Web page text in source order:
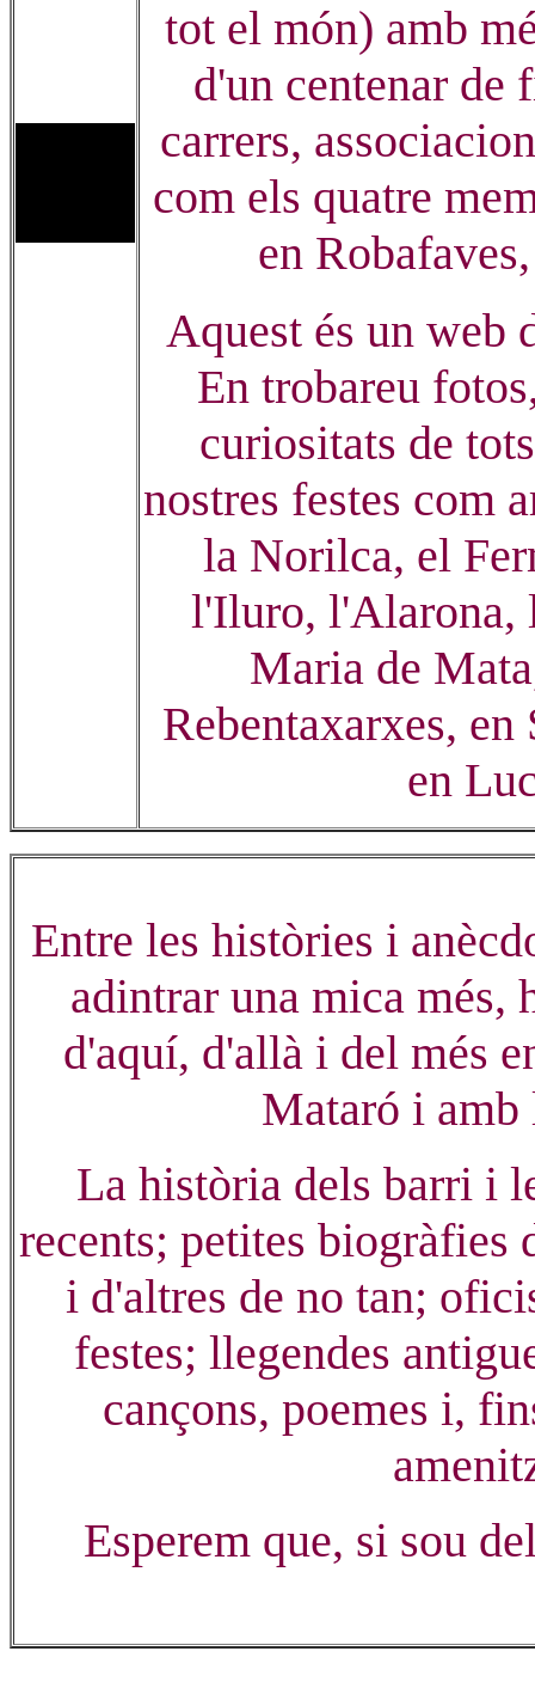
tot el món) amb
d'un centenar de
carrers,
com els quatre
en
Aquest és un web
En trobareu
curiositats de
nostres festes com
la Norilca, el
l'Iluro, l'Alarona,
Maria de
Rebentaxarxes,
en
Entre les històries i
adintrar una mica més,
d'aquí, d'allà i del més
Mataró i
La història dels barri i
recents; petites biogràfies
i d'altres de no tan;
festes; llegendes
cançons, poemes i,
Esperem que, si sou